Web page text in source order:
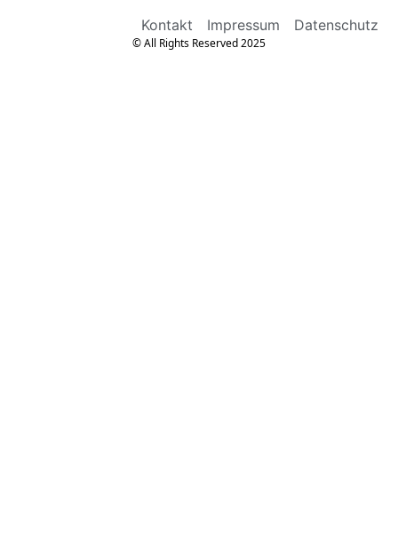
Kontakt Impressum Datenschutz
© All Rights Reserved 2025